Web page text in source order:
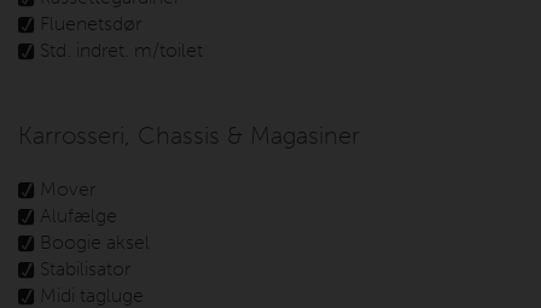
Fluenetsdør
Std. indret. m/toilet
Karrosseri, Chassis & Magasiner
Mover
Alufælge
Boogie aksel
Stabilisator
Midi tagluge